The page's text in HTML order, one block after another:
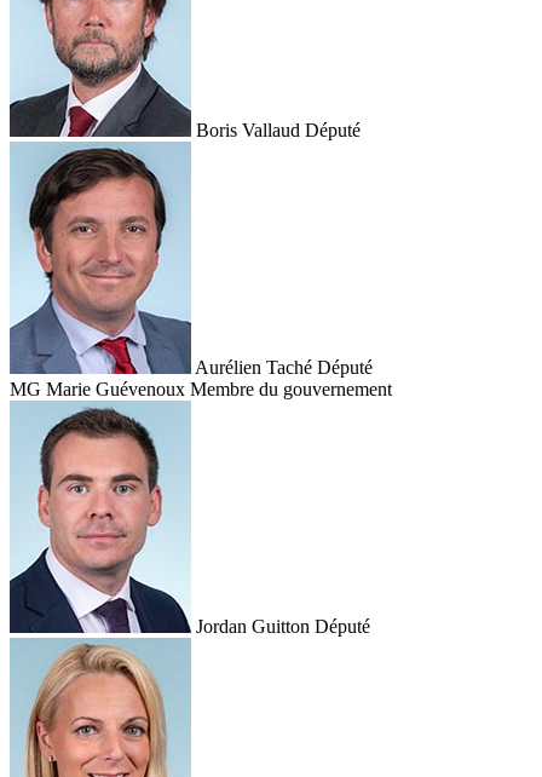
Boris Vallaud Député
Aurélien Taché Député
MG Marie Guévenoux Membre du gouvernement
Jordan Guitton Député